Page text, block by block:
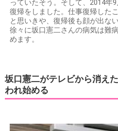
っていたそう。そして、2014年
復帰をしました。仕事復帰した
と思いきや、復帰後も顔が出な
徐々に坂口憲二さんの病気は難
めます。
坂口憲二がテレビから消え
われ始める